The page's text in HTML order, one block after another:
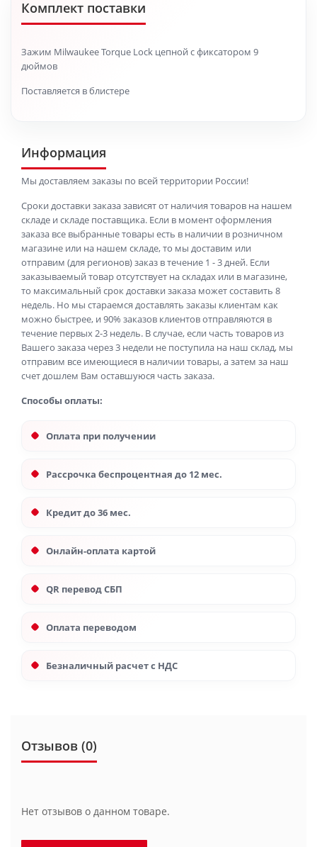
Комплект поставки
Зажим Milwaukee Torque Lock цепной с фиксатором 9
дюймов
Поставляется в блистере
Информация
Мы доставляем заказы по всей территории России!
Сроки доставки заказа зависят от наличия товаров на нашем
складе и складе поставщика. Если в момент оформления
заказа все выбранные товары есть в наличии в розничном
магазине или на нашем складе, то мы доставим или
отправим (для регионов) заказ в течение 1 - 3 дней. Если
заказываемый товар отсутствует на складах или в магазине,
то максимальный срок доставки заказа может составить 8
недель. Но мы стараемся доставлять заказы клиентам как
можно быстрее, и 90% заказов клиентов отправляются в
течение первых 2-3 недель. В случае, если часть товаров из
Вашего заказа через 3 недели не поступила на наш склад, мы
отправим все имеющиеся в наличии товары, а затем за наш
счет дошлем Вам оставшуюся часть заказа.
Способы оплаты:
Оплата при получении
Рассрочка беспроцентная до 12 мес.
Кредит до 36 мес.
Онлайн-оплата картой
QR перевод СБП
Оплата переводом
Безналичный расчет с НДС
Отзывов (0)
Нет отзывов о данном товаре.